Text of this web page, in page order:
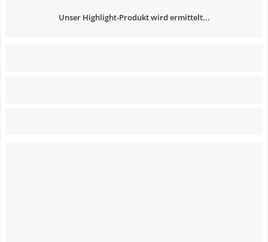
Unser Highlight-Produkt wird ermittelt...